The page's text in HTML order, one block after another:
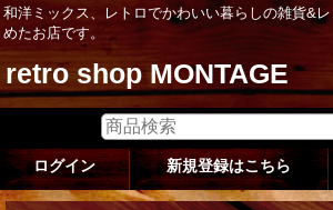
和洋ミックス、レトロでかわいい暮らしの雑貨&
めたお店です。
retro shop MONTAGE
ログイン 新規登録はこちら